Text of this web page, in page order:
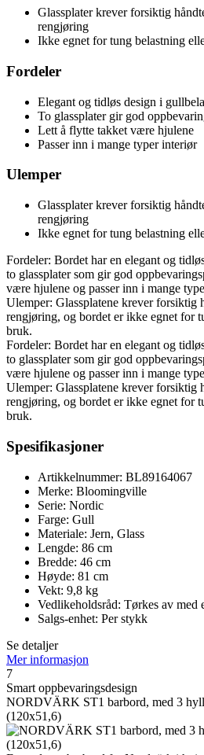
Glassplater krever forsiktig
rengjøring
Ikke egnet for tung belastning
Fordeler
Elegant og tidløs design i
To glassplater gir god
Lett å flytte takket være hjulene
Passer inn i mange typer interiør
Ulemper
Glassplater krever forsiktig
rengjøring
Ikke egnet for tung belastning
Fordeler: Bordet har en elegant og
to glassplater som gir god
være hjulene og passer inn i mange
Ulemper: Glassplatene krever forsiktig
rengjøring, og bordet er ikke egnet for
bruk.
Fordeler: Bordet har en elegant og
to glassplater som gir god
være hjulene og passer inn i mange
Ulemper: Glassplatene krever forsiktig
rengjøring, og bordet er ikke egnet for
bruk.
Spesifikasjoner
Artikkelnummer: BL89164067
Merke: Bloomingville
Serie: Nordic
Farge: Gull
Materiale: Jern, Glass
Lengde: 86 cm
Bredde: 46 cm
Høyde: 81 cm
Vekt: 9,8 kg
Vedlikeholdsråd: Tørkes av med
Salgs-enhet: Per stykk
Se detaljer
Mer informasjon
7
Smart oppbevaringsdesign
NORDVÄRK ST1 barbord, med 3
(120x51,6)